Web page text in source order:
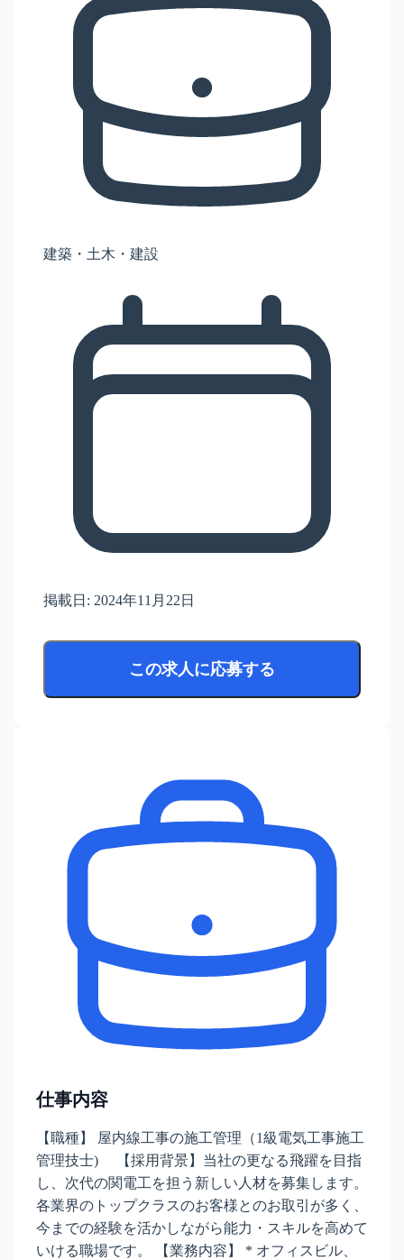
建築・土木・建設
掲載日: 2024年11月22日
この求人に応募する
仕事内容
【職種】 屋内線工事の施工管理（1級電気工事施工
管理技士) 【採用背景】当社の更なる飛躍を目指
し、次代の関電工を担う新しい人材を募集します。
各業界のトップクラスのお客様とのお取引が多く、
今までの経験を活かしながら能力・スキルを高めて
いける職場です。 【業務内容】 * オフィスビル、